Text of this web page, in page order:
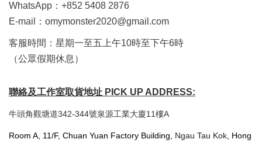
WhatsApp：+852 5408 2876
E-mail：omymonster2020@gmail.com
客服時間：星期一至五上午10時至下午6時
（公眾假期休息）
聯絡及工作室取貨地址 PICK UP ADDRESS:
牛頭角觀塘道342-344號泉源工業大廈11樓A
Room A, 11/F, Chuan Yuan Factory Building, Ngau Tau Kok , Hong